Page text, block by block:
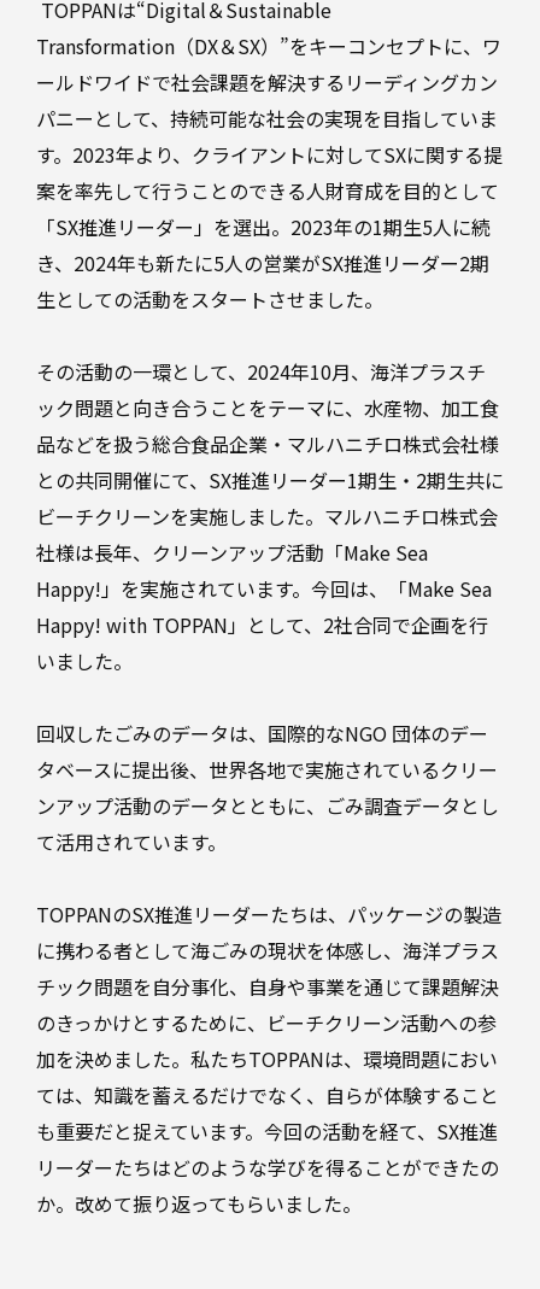
TOPPANは“Digital＆Sustainable
Transformation（DX＆SX）”をキーコンセプトに、ワ
ールドワイドで社会課題を解決するリーディングカン
パニーとして、持続可能な社会の実現を目指していま
す。2023年より、クライアントに対してSXに関する提
案を率先して行うことのできる人財育成を目的として
「SX推進リーダー」を選出。2023年の1期生5人に続
き、2024年も新たに5人の営業がSX推進リーダー2期
生としての活動をスタートさせました。
その活動の一環として、2024年10月、海洋プラスチ
ック問題と向き合うことをテーマに、水産物、加工食
品などを扱う総合食品企業・マルハニチロ株式会社様
との共同開催にて、SX推進リーダー1期生・2期生共に
ビーチクリーンを実施しました。マルハニチロ株式会
社様は長年、クリーンアップ活動「Make Sea
Happy!」を実施されています。今回は、「Make Sea
Happy! with TOPPAN」として、2社合同で企画を行
いました。
回収したごみのデータは、国際的なNGO 団体のデー
タベースに提出後、世界各地で実施されているクリー
ンアップ活動のデータとともに、ごみ調査データとし
て活用されています。
TOPPANのSX推進リーダーたちは、パッケージの製造
に携わる者として海ごみの現状を体感し、海洋プラス
チック問題を自分事化、自身や事業を通じて課題解決
のきっかけとするために、ビーチクリーン活動への参
加を決めました。私たちTOPPANは、環境問題におい
ては、知識を蓄えるだけでなく、自らが体験すること
も重要だと捉えています。今回の活動を経て、SX推進
リーダーたちはどのような学びを得ることができたの
か。改めて振り返ってもらいました。
包
装
バ
リ
ア
ィ
ル
紙
液
体
合
容
器
プ
ラ
チ
ッ
段
ボ
ル
エネ
ルギ
ー
BPO・
DX
サ
ス
テ
チ
ク
段
ボ
ー
ル
高
機
能・
ネ
ル
ギ
ー
BPO・
充
DX
そ
の
他
の
製
品
業
界
別